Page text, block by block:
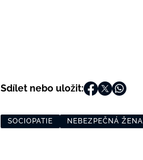
Sdílet nebo uložit:
SOCIOPATIE NEBEZPEČNÁ ŽENA